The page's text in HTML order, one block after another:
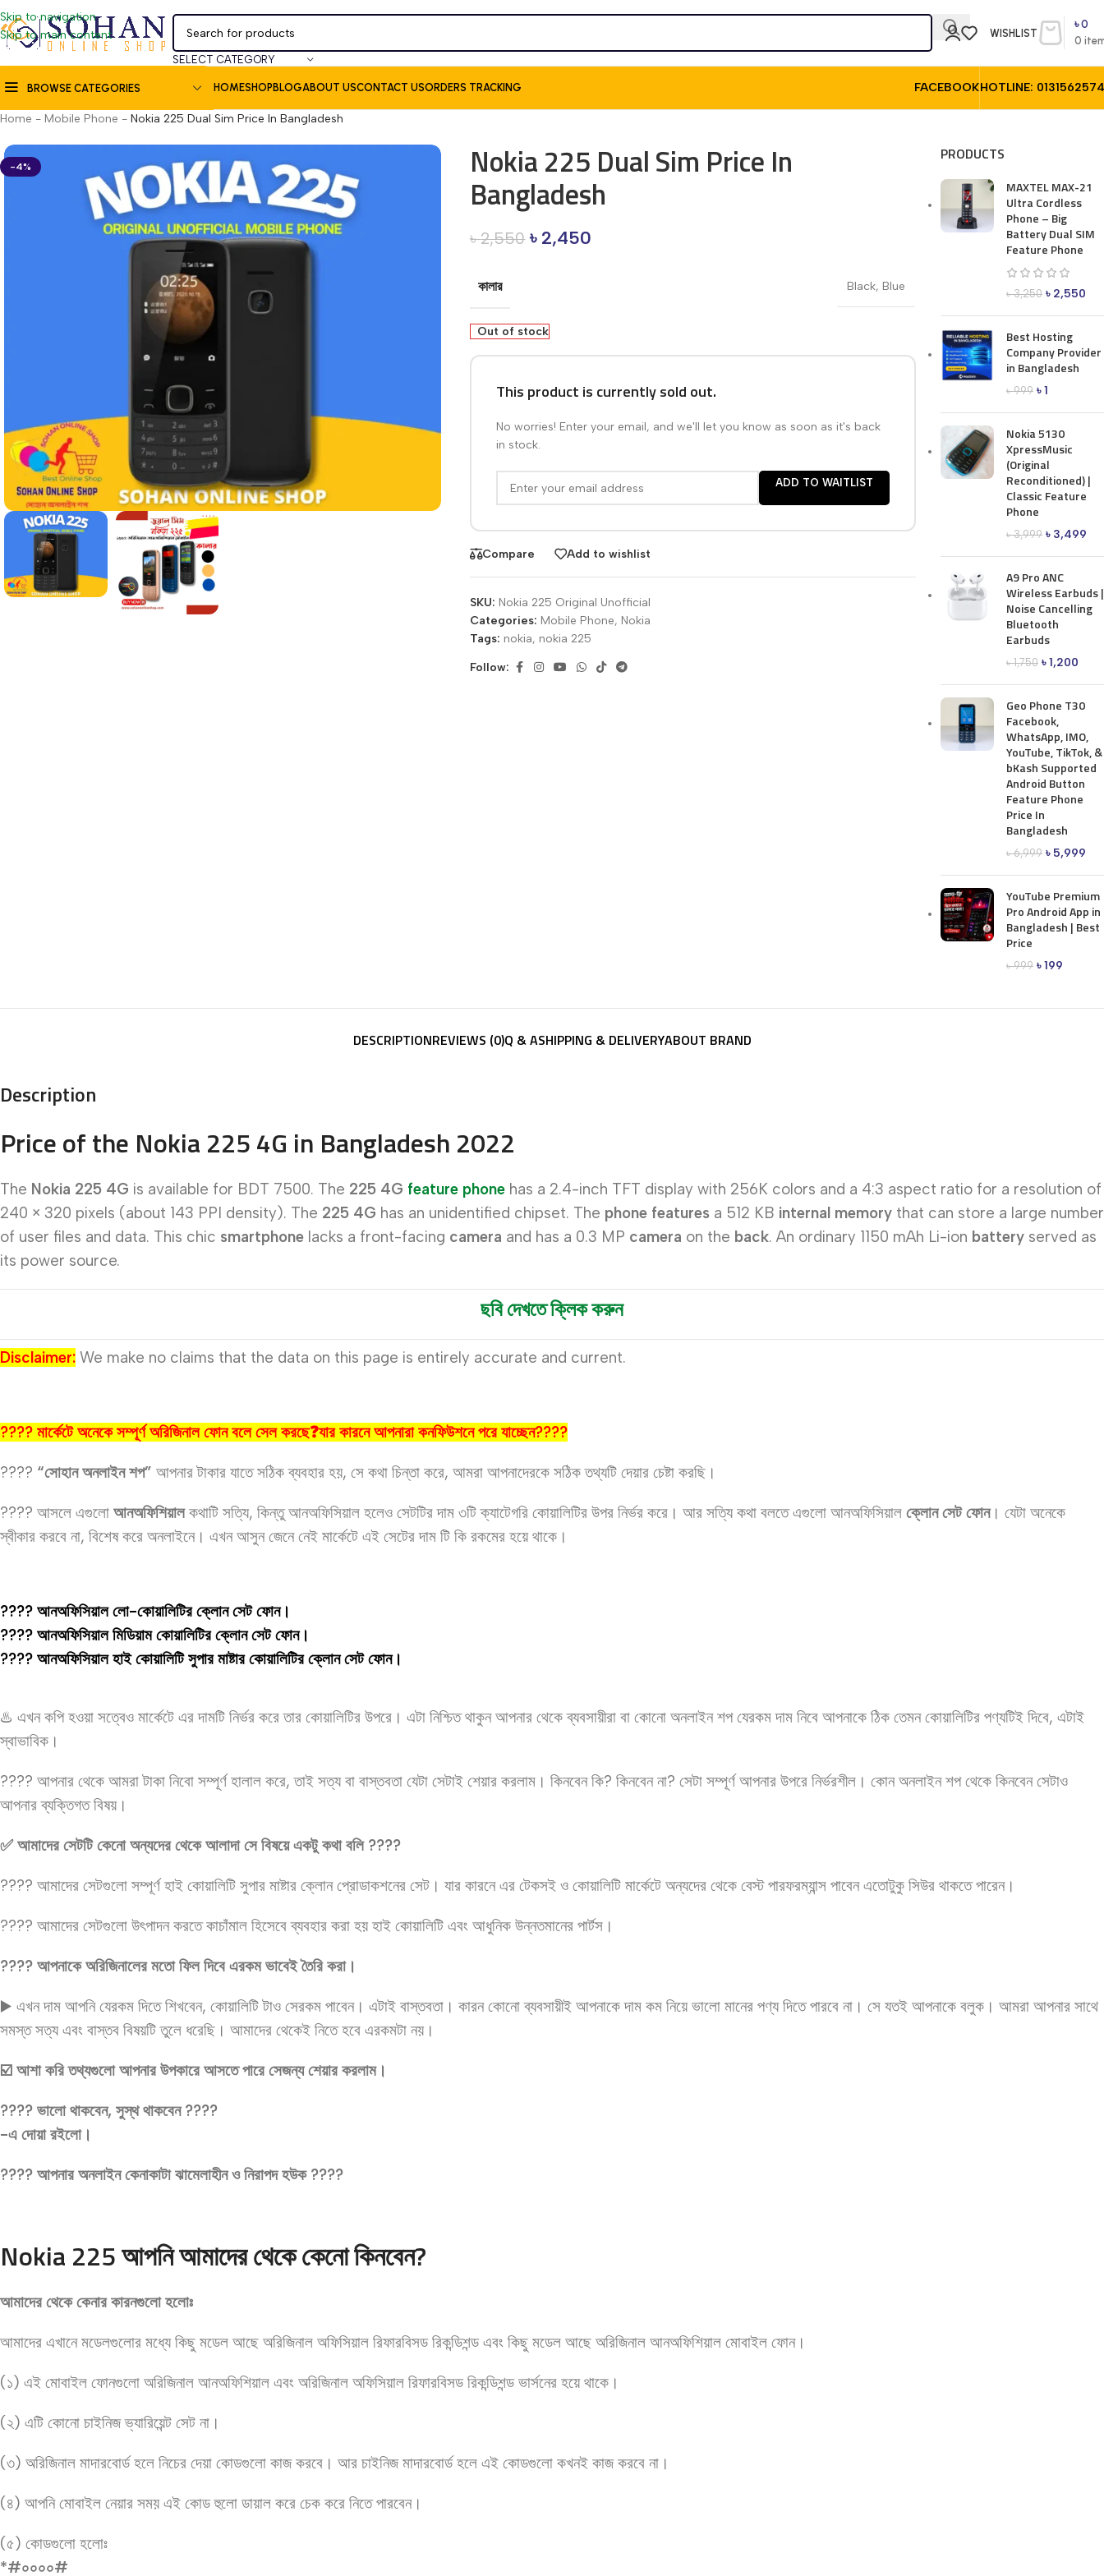
Skip to navigation
Skip to main content
SELECT CATEGORY
WISHLIST
0
৳0
BROWSE CATEGORIES HOMESHOP BLOGABOUT USCONTACT USORDERS TRACKING FACEBOOKHOTLINE:
Home - Mobile Phone - Nokia 225 Dual Sim Price In Bangladesh
-4% Nokia 225 Dual Sim Price In
Bangladesh
৳2,550 ৳ 2,450
কালার Black, Blue
Out of stock
This product is currently sold out.
No worries! Enter your email, and we'll let you know as soon as it's back
in stock.
ADD TO WAITLIST
Compare Add to wishlist
SKU: Nokia 225 Original Unofficial
Categories: Mobile Phone, Nokia
Tags: nokia, nokia 225
Follow:
PRODUCTS
MAXTEL MAX-21
Ultra Cordless
Phone – Big
Battery Dual SIM
Feature Phone
৳3,250 ৳ 2,550
Best Hosting
Company Provider
in Bangladesh
৳999 ৳1
Nokia 5130
XpressMusic
(Original
Reconditioned) |
Classic Feature
Phone
৳3,999 ৳ 3,499
A9 Pro ANC
Wireless Earbuds |
Noise Cancelling
Bluetooth
Earbuds
৳1,750 ৳1,200
Geo Phone T30
Facebook,
WhatsApp, IMO,
YouTube, TikTok, &
bKash Supported
Android Button
Feature Phone
Price In
Bangladesh
৳6,999 ৳ 5,999
YouTube Premium
Pro Android App in
Bangladesh | Best
Price
৳999 ৳199
DESCRIPTIONREVIEWS (0)Q & ASHIPPING & DELIVERYABOUT BRAND
Description
Price of the Nokia 225 4G in Bangladesh 2022
The Nokia 225 4G is available for BDT 7500. The 225 4G feature phone has a 2.4-inch TFT display with 256K colors and a 4:3 aspect ratio for a resolution of
240 × 320 pixels (about 143 PPI density). The 225 4G has an unidentified chipset. The phone features a 512 KB internal memory that can store a large number
of user files and data. This chic smartphone lacks a front-facing camera and has a 0.3 MP camera on the back. An ordinary 1150 mAh Li-ion battery served as
its power source.
ছবি দেখতে ক্লিক করুন
Disclaimer: We make no claims that the data on this page is entirely accurate and current.
???? মার্কেটে অনেকে সম্পূর্ণ অরিজিনাল ফোন বলে সেল করছে❓যার কারনে আপনারা কনফিউশনে পরে যাচ্ছেন????
???? “সোহান অনলাইন শপ” আপনার টাকার যাতে সঠিক ব্যবহার হয়, সে কথা চিন্তা করে, আমরা আপনাদেরকে সঠিক তথ্যটি দেয়ার চেষ্টা করছি।
???? আসলে এগুলো আনঅফিশিয়ালকথাটি সত্যি, কিন্তু আনঅফিসিয়াল হলেও সেটটির দাম ৩টি ক্যাটেগরি কোয়ালিটির উপর নির্ভর করে। আর সত্যি কথা বলতে এগুলো আনঅফিসিয়াল ক্লোন সেট ফোন। যেটা অনেকে
স্বীকার করবে না, বিশেষ করে অনলাইনে। এখন আসুন জেনে নেই মার্কেটে এই সেটের দাম টি কি রকমের হয়ে থাকে।
????️ আনঅফিসিয়াল লো-কোয়ালিটির ক্লোন সেট ফোন।
????️ আনঅফিসিয়াল মিডিয়াম কোয়ালিটির ক্লোন সেট ফোন।
????️ আনঅফিসিয়াল হাই কোয়ালিটি সুপার মাষ্টার কোয়ালিটির ক্লোন সেট ফোন।
♨️ এখন কপি হওয়া সত্বেও মার্কেটে এর দামটি নির্ভর করে তার কোয়ালিটির উপরে। এটা নিশ্চিত থাকুন আপনার থেকে ব্যবসায়ীরা বা কোনো অনলাইন শপ যেরকম দাম নিবে আপনাকে ঠিক তেমন কোয়ালিটির পণ্যটিই দিবে, এটাই
স্বাভাবিক।
???? আপনার থেকে আমরা টাকা নিবো সম্পূর্ণ হালাল করে, তাই সত্য বা বাস্তবতা যেটা সেটাই শেয়ার করলাম। কিনবেন কি? কিনবেন না? সেটা সম্পূর্ণ আপনার উপরে নির্ভরশীল। কোন অনলাইন শপ থেকে কিনবেন সেটাও
আপনার ব্যক্তিগত বিষয়।
✅ আমাদের সেটটি কেনো অন্যদের থেকে আলাদা সে বিষয়ে একটু কথা বলি ????️
???? আমাদের সেটগুলো সম্পূর্ণ হাই কোয়ালিটি সুপার মাষ্টার ক্লোন প্রোডাকশনের সেট। যার কারনে এর টেকসই ও কোয়ালিটি মার্কেটে অন্যদের থেকে বেস্ট পারফরম্যান্স পাবেন এতোটুকু সিউর থাকতে পারেন।
???? আমাদের সেটগুলো উৎপাদন করতে কাচাঁমাল হিসেবে ব্যবহার করা হয় হাই কোয়ালিটি এবং আধুনিক উন্নতমানের পার্টস।
???? আপনাকে অরিজিনালের মতো ফিল দিবে এরকম ভাবেই তৈরি করা।
▶️ এখন দাম আপনি যেরকম দিতে শিখবেন, কোয়ালিটি টাও সেরকম পাবেন। এটাই বাস্তবতা। কারন কোনো ব্যবসায়ীই আপনাকে দাম কম নিয়ে ভালো মানের পণ্য দিতে পারবে না। সে যতই আপনাকে বলুক। আমরা আপনার সাথে
সমস্ত সত্য এবং বাস্তব বিষয়টি তুলে ধরেছি। আমাদের থেকেই নিতে হবে এরকমটা নয়।
☑️ আশা করি তথ্যগুলো আপনার উপকারে আসতে পারে সেজন্য শেয়ার করলাম।
???? ভালো থাকবেন, সুস্থ থাকবেন ????
-এ দোয়া রইলো।
???? আপনার অনলাইন কেনাকাটা ঝামেলাহীন ও নিরাপদ হউক ????
Nokia 225 আপনি আমাদের থেকে কেনো কিনবেন?
আমাদের থেকে কেনার কারনগুলো হলোঃ
আমাদের এখানে মডেলগুলোর মধ্যে কিছু মডেল আছে অরিজিনাল অফিসিয়াল রিফারবিসড রিকন্ডিশন্ড এবং কিছু মডেল আছে অরিজিনাল আনঅফিশিয়াল মোবাইল ফোন।
(১) এই মোবাইল ফোনগুলো অরিজিনাল আনঅফিশিয়াল এবং অরিজিনাল অফিসিয়াল রিফারবিসড রিকন্ডিশন্ড ভার্সনের হয়ে থাকে।
(২) এটি কোনো চাইনিজ ভ্যারিয়েন্ট সেট না।
(৩) অরিজিনাল মাদারবোর্ড হলে নিচের দেয়া কোডগুলো কাজ করবে। আর চাইনিজ মাদারবোর্ড হলে এই কোডগুলো কখনই কাজ করবে না।
(৪) আপনি মোবাইল নেয়ার সময় এই কোড হুলো ডায়াল করে চেক করে নিতে পারবেন।
(৫) কোডগুলো হলোঃ
*#০০০০#